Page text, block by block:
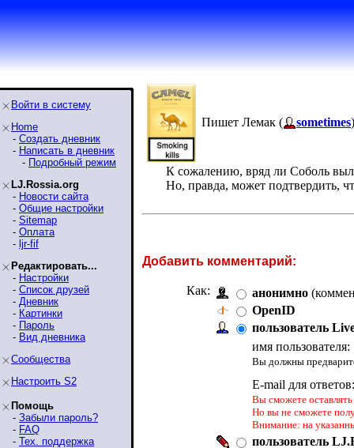
Войти в систему
Home
- Создать дневник
- Написать в дневник
- Подробный режим
LJ.Rossia.org
- Новости сайта
- Общие настройки
- Sitemap
- Оплата
- ljr-fif
Редактировать...
- Настройки
- Список друзей
- Дневник
- Картинки
- Пароль
- Вид дневника
Сообщества
Настроить S2
Помощь
- Забыли пароль?
- FAQ
- Тех. поддержка
Пишет Лемак ( sometimes)
К сожалению, вряд ли Соболь
Но, правда, может подтвердить,
Добавить комментарий:
Как: анонимно
OpenID
пользователь
имя пользователя:
Вы должны
E-mail для
Вы сможете
Но вы не сможете
Внимание: на
пользователь